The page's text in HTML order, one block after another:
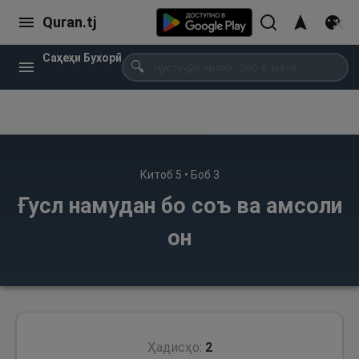
Quran.tj
Саҳеҳи Бухорӣ
🔍
Китоб 5 • Боб 3
Ғусл намудан бо соъ ва амсоли
он
Ҳадисҳо: 2